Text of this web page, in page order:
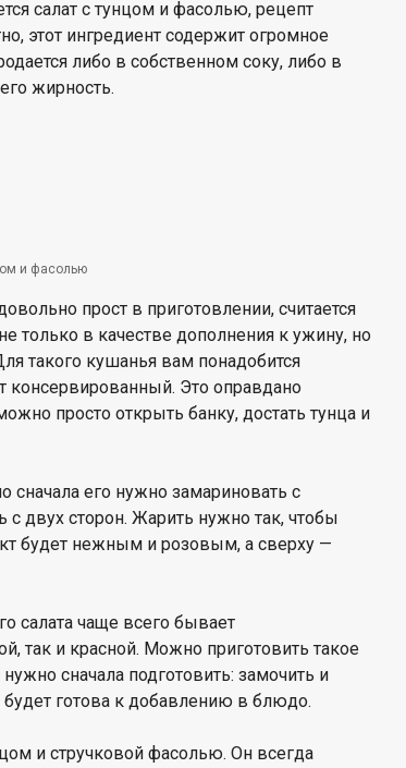
салат с тунцом и фасолью, рецепт
этот ингредиент содержит огромное
либо в собственном соку, либо в
жирность.
и фасолью
прост в приготовлении, считается
только в качестве дополнения к ужину, но
такого кушанья вам понадобится
консервированный. Это оправдано
просто открыть банку, достать тунца и
сначала его нужно замариновать с
двух сторон. Жарить нужно так, чтобы
будет нежным и розовым, а сверху —
салата чаще всего бывает
так и красной. Можно приготовить такое
сначала подготовить: замочить и
будет готова к добавлению в блюдо.
и стручковой фасолью. Он всегда